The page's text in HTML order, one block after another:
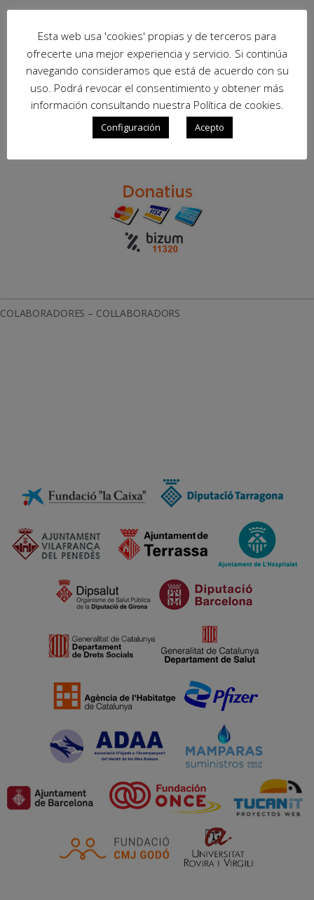
COLABORADORES – COL·LABORADORS
Esta web usa 'cookies' propias y de terceros para
ofrecerte una mejor experiencia y servicio. Si continúa
navegando consideramos que está de acuerdo con su
uso. Podrá revocar el consentimiento y obtener más
información consultando nuestra Política de cookies.
Configuración Acepto